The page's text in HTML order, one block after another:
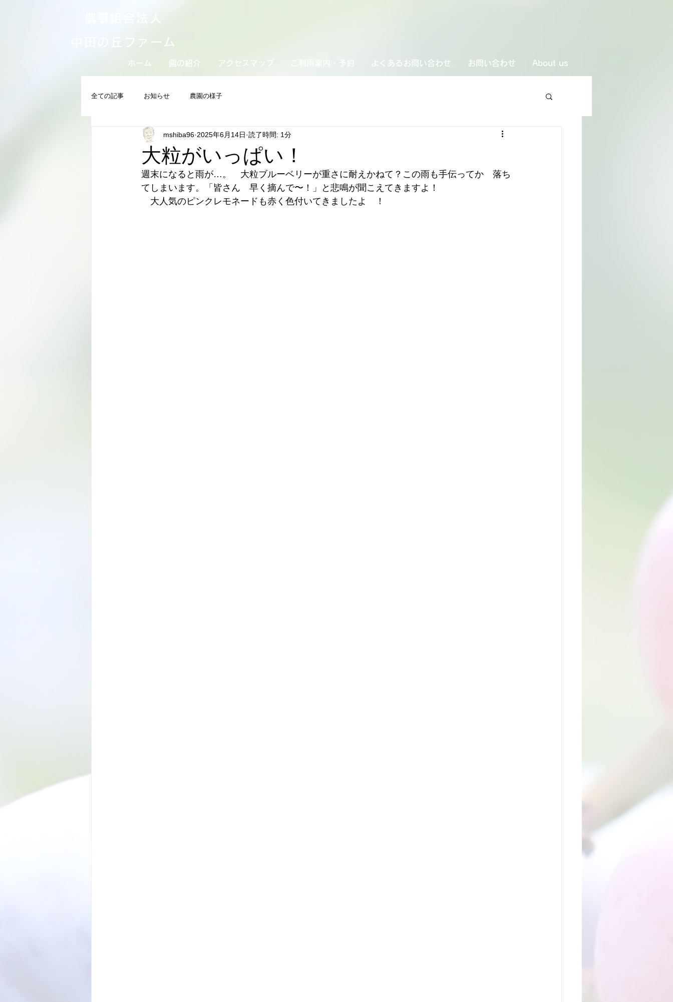
中田の丘ファーム
ホーム 園の紹介 アクセスマップ よくあるお問い合わせ お問い合わせ About us
全ての記事 お知らせ 農園の様子
大粒がいっぱい！
mshiba96 2025年6月14日 読了時間: 1分
週末になると雨が…。　大粒ブルーベリーが重さに耐えかねて？この雨も手伝ってか　落ち
てしまいます。「皆さん　早く摘んで〜！」と悲鳴が聞こえてきますよ！
大人気のピンクレモネードも赤く色付いてきましたよ　！